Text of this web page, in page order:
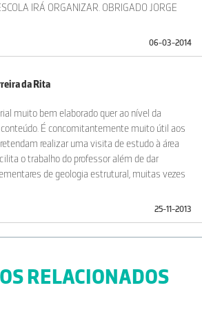
IRÁ ORGANIZAR. OBRIGADO JORGE
06-03-2014
da Rita
muito bem elaborado quer ao nível da
É concomitantemente muito útil aos
realizar uma visita de estudo à área
o trabalho do professor além de dar
de geologia estrutural, muitas vezes
25-11-2013
RELACIONADOS